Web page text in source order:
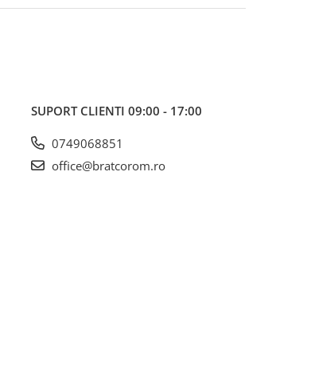
SUPORT CLIENTI 09:00 - 17:00
0749068851
office@bratcorom.ro